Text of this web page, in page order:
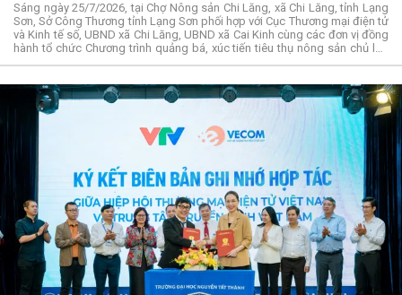
Sáng ngày 25/7/2026, tại Chợ Nông sản Chi Lăng, xã Chi Lăng, tỉnh Lạng
Sơn, Sở Công Thương tỉnh Lạng Sơn phối hợp với Cục Thương mại điện tử
và Kinh tế số, UBND xã Chi Lăng, UBND xã Cai Kinh cùng các đơn vị đồng
hành tổ chức Chương trình quảng bá, xúc tiến tiêu thụ nông sản chủ lực
tỉnh Lạng Sơn qua thương mại điện tử với chủ đề “Na và Nông sản Lạng